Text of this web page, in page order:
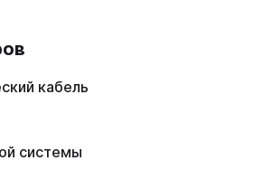
кабель
системы